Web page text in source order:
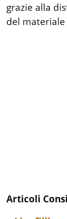
grazie alla
del materiale
Articoli